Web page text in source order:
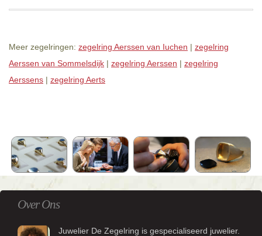
Meer zegelringen: zegelring Aerssen van Iuchen | zegelring
Aerssen van Sommelsdijk | zegelring Aerssen | zegelring
Aerssens | zegelring Aerts
Over Ons
Juwelier De Zegelring is gespecialiseerd juwelier.